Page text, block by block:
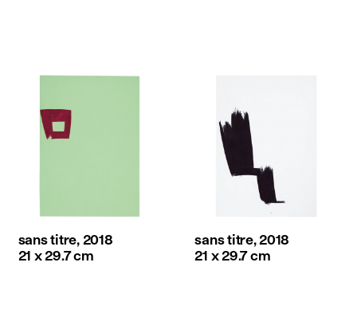
sans titre, 2018
21 x 29.7 cm
sans titre, 2018
21 x 29.7 cm